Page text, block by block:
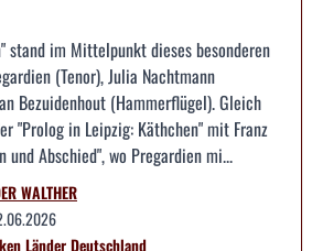
stand im Mittelpunkt dieses besonderen
(Tenor), Julia Nachtmann
Bezuidenhout (Hammerflügel). Gleich
"Prolog in Leipzig: Käthchen" mit Franz
Abschied", wo Pregardien mi...
WALTHER
LänderDeutschland